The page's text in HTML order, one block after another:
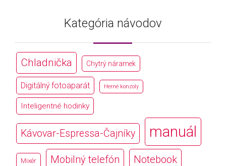
Kategória návodov
Chladnička Chytrý náramek
Digitálný fotoaparát Herné konzoly
Inteligentné hodinky
Kávovar-Espressa-Čajníky manuál
Mixér Mobilný telefón Notebook